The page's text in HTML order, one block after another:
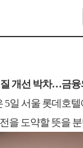
개선 박차…금융
일 서울 롯데호
을 도약할 뜻을